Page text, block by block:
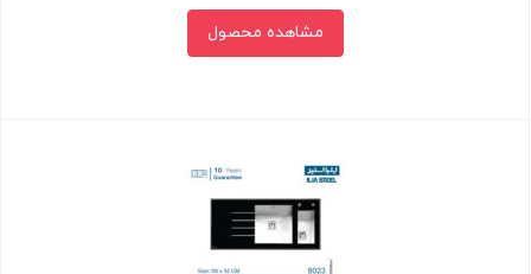
مشاهده محصول